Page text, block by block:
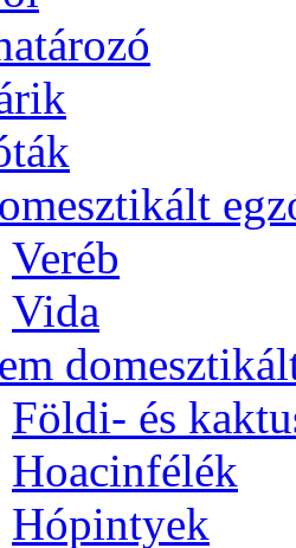
Veréb
Vida
Földi- és
Hoacinfélék
Hópintyek